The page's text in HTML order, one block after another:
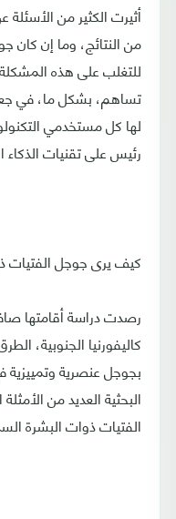
أثيرت الكثير من
من النتائج، وما إن
للتغلب على هذه
تساهم، بشكل ما، في
لها كل مستخدمي
رئيس على تقنيات
كيف يرى جوجل الفتيات
رصدت دراسة أقامتها
كاليفورنيا الجنوبية،
بجوجل عنصرية
البحثية العديد من
الفتيات ذوات البشرة